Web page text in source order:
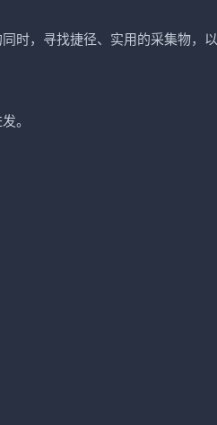
时，寻找捷径、实用的采集物，
。